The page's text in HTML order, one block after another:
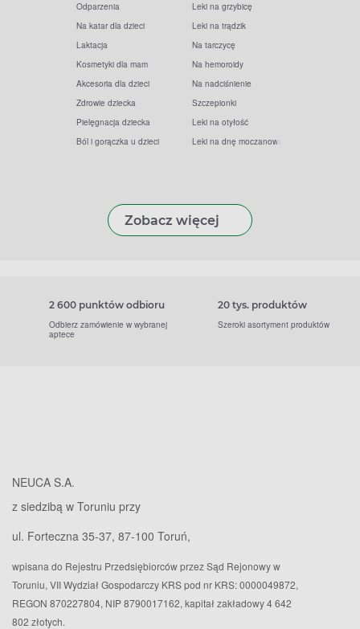
Odparzenia
Na katar dla dzieci
Laktacja
Kosmetyki dla mam
Akcesoria dla dzieci
Zdrowie dziecka
Pielęgnacja dziecka
Ból i gorączka u dzieci
Leki na grzybicę
Leki na trądzik
Na tarczycę
Na hemoroidy
Na nadciśnienie
Szczepionki
Leki na otyłość
Leki na dnę moczanową
Zobacz więcej
2 600 punktów odbioru
Odbierz zamówienie w wybranej
aptece
20 tys. produktów
Szeroki asortyment produktów
NEUCA S.A.
z siedzibą w Toruniu przy
ul. Forteczna 35-37, 87-100 Toruń,
wpisana do Rejestru Przedsiębiorców przez Sąd Rejonowy w
Toruniu, VII Wydział Gospodarczy KRS pod nr KRS: 0000049872,
REGON 870227804, NIP 8790017162, kapitał zakładowy 4 642
802 złotych.